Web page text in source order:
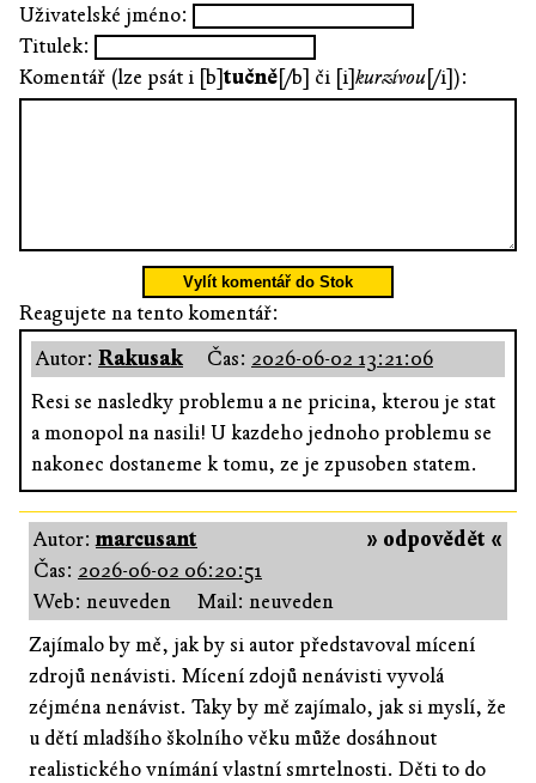
Uživatelské jméno:
Titulek:
Komentář (lze psát i [b]tučně[/b] či [i]kurzívou[/i]):
Vylít komentář do Stok
Reagujete na tento komentář:
Autor: Rakusak Čas: 2026-06-02 13:21:06
Resi se nasledky problemu a ne pricina, kterou je stat
a monopol na nasili! U kazdeho jednoho problemu se
nakonec dostaneme k tomu, ze je zpusoben statem.
» odpovědět «
Autor:marcusant
Čas: 2026-06-02 06:20:51
Web: neuveden
Mail: neuveden
Zajímalo by mě, jak by si autor představoval mícení
zdrojů nenávisti. Mícení zdojů nenávisti vyvolá
zéjména nenávist. Taky by mě zajímalo, jak si myslí, že
u dětí mladšího školního věku může dosáhnout
realistického vnímání vlastní smrtelnosti. Děti to do